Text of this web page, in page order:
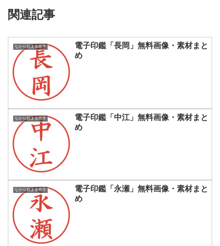
関連記事
なから始まる名字
電子印鑑「長岡」無料画像・素材まと
め
なから始まる名字
電子印鑑「中江」無料画像・素材まと
め
なから始まる名字
電子印鑑「永瀬」無料画像・素材まと
め